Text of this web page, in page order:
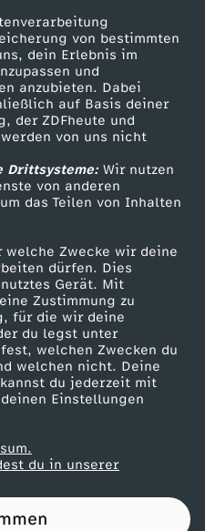
von bestimmten
dein Erlebnis im
und
anzubieten. Dabei
auf Basis deiner
der ZDFheute und
von uns nicht
Drittsysteme:Wir nutzen
von anderen
das Teilen von Inhalten
Zwecke wir deine
dürfen. Dies
Gerät. Mit
Zustimmung zu
für die wir deine
du legst unter
welchen Zwecken du
welchen nicht. Deine
du jederzeit mit
Einstellungen
du in unserer
Zuschauerservice
Hilfe